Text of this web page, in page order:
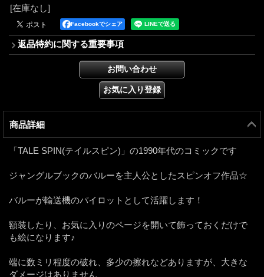
[在庫なし]
Facebookでシェア
返品特約に関する重要事項
商品詳細
「TALE SPIN(テイルスピン)」の1990年代のコミックです
ジャングルブックのバルーを主人公としたスピンオフ作品☆
バルーが輸送機のパイロットとして活躍します！
額装したり、お気に入りのページを開いて飾っておくだけで
も絵になります♪
端に数ミリ程度の破れ、多少の擦れなどありますが、大きな
ダメージはありません